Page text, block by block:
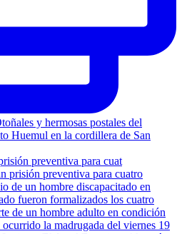
preventiva para cuat